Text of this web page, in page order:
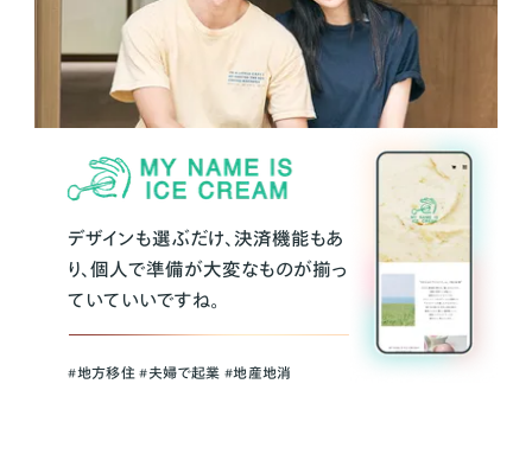
デザインも選ぶだけ、決済機能もあ
り、個人で準備が大変なものが揃っ
ていていいですね。
#地方移住 #夫婦で起業 #地産地消